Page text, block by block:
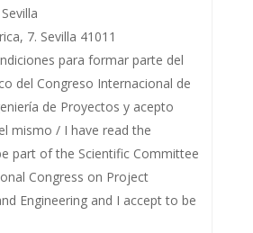
7. Sevilla 41011
para formar parte del
del Congreso Internacional de
de Proyectos y acepto
mismo / I have read the
part of the Scientific Committee
Congress on Project
Engineering and I accept to be